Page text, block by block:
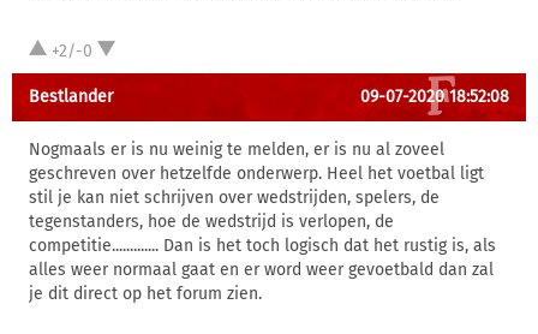
+2/-0
Bestlander 09-07-2020 18:52:08
Nogmaals er is nu weinig te melden, er is nu al zoveel
geschreven over hetzelfde onderwerp. Heel het voetbal ligt
stil je kan niet schrijven over wedstrijden, spelers, de
tegenstanders, hoe de wedstrijd is verlopen, de
competitie............. Dan is het toch logisch dat het rustig is, als
alles weer normaal gaat en er word weer gevoetbald dan zal
je dit direct op het forum zien.